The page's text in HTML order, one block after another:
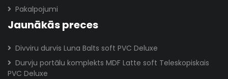
Pakalpojumi
Jaunākās preces
Divviru durvis Luna Balts soft PVC Deluxe
Durvju portālu komplekts MDF Latte soft Teleskopiskais
PVC Deluxe